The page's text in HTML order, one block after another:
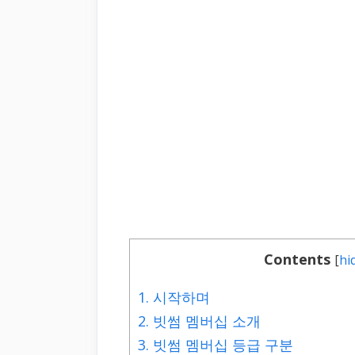
Contents [
1. 시작하며
2. 빗썸 멤버십 소개
3. 빗썸 멤버십 등급 구분